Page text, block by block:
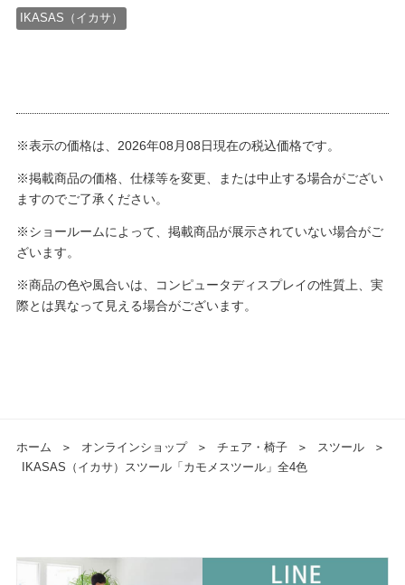
IKASAS（イカサ）
※表示の価格は、2026年08月08日現在の税込価格です。
※掲載商品の価格、仕様等を変更、または中止する場合がござい
ますのでご了承ください。
※ショールームによって、掲載商品が展示されていない場合がご
ざいます。
※商品の色や風合いは、コンピュータディスプレイの性質上、実
際とは異なって見える場合がございます。
ホーム ＞ オンラインショップ ＞ チェア・椅子 ＞ スツール
＞
IKASAS（イカサ）スツール「カモメスツール」全4色